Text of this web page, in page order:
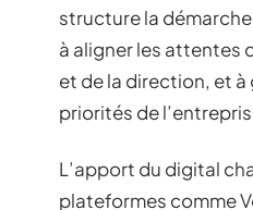
structure la
à aligner les attentes
et de la direction, et à
priorités de
L’apport du digital
plateformes comme